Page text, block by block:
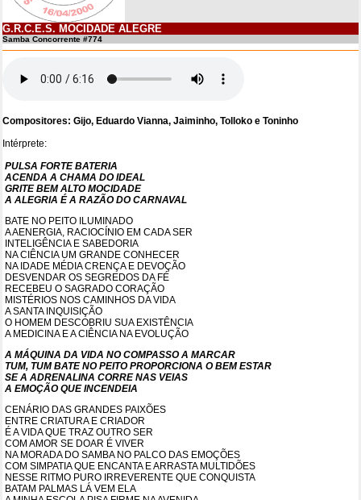
G.R.C.E.S. MOCIDADE ALEGRE
Samba Concorrente #774
Compositores: Gijo, Eduardo Vianna, Jaiminho, Tolloko e Toninho
Intérprete:
PULSA FORTE BATERIA
ACENDA A CHAMA DO IDEAL
GRITE BEM ALTO MOCIDADE
A ALEGRIA É A RAZÃO DO CARNAVAL
BATE NO PEITO ILUMINADO
A AENERGIA, RACIOCÍNIO EM CADA SER
INTELIGÊNCIA E SABEDORIA
NA CIÊNCIA UM GRANDE CONHECER
NA IDADE MÉDIA CRENÇA E DEVOÇÃO
DESVENDAR OS SEGREDOS DA FÉ
RECEBEU O SAGRADO CORAÇÃO
MISTÉRIOS NOS CAMINHOS DA VIDA
A SANTA INQUISIÇÃO
O HOMEM DESCOBRIU SUA EXISTÊNCIA
A MEDICINA E A CIÊNCIA NA EVOLUÇÃO
A MÁQUINA DA VIDA NO COMPASSO A MARCAR
TUM, TUM BATE NO PEITO PROPORCIONA O BEM ESTAR
SE A ADRENALINA CORRE NAS VEIAS
A EMOÇÃO QUE INCENDEIA
CENÁRIO DAS GRANDES PAIXÕES
ENTRE CRIATURA E CRIADOR
É A VIDA QUE TRAZ OUTRO SER
COM AMOR SE DOAR É VIVER
NA MORADA DO SAMBA NO PALCO DAS EMOÇÕES
COM SIMPATIA QUE ENCANTA E ARRASTA MULTIDÕES
NESSE RITMO PURO IRREVERENTE QUE CONQUISTA
BATAM PALMAS LÁ VEM ELA